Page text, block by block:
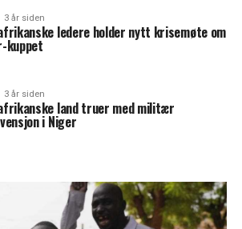
3 år siden
ledere holder nytt krisemøte om
kuppet
3 år siden
land truer med militær
i Niger